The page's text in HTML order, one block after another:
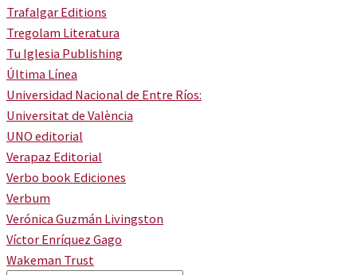
Trafalgar Editions
Tregolam Literatura
Tu Iglesia Publishing
Última Línea
Universidad Nacional de Entre Ríos:
Universitat de València
UNO editorial
Verapaz Editorial
Verbo book Ediciones
Verbum
Verónica Guzmán Livingston
Víctor Enríquez Gago
Wakeman Trust